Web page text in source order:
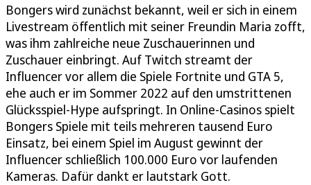
Bonger️s️️ wird zunächst bekannt, weil er sich in einem
Livestream öffentlich mit seiner Freundin Maria zofft,
was ihm zahlreiche neue Zuschauerinnen und
Zuschauer einbringt. Auf Twitch streamt der
Influencer vor allem die Spiele Fortnite und GTA 5,
ehe auch er im Sommer 2022 auf den umstrittenen
Glücksspiel-Hype aufspringt. In Online-Casinos spielt
Bonger️s️️ Spiele mit teils mehreren tausend Euro
Einsatz, bei einem Spiel im August gewinnt der
Influencer schließlich 100.000 Euro vor laufenden
Kameras. Dafür dankt er lautstark Gott.